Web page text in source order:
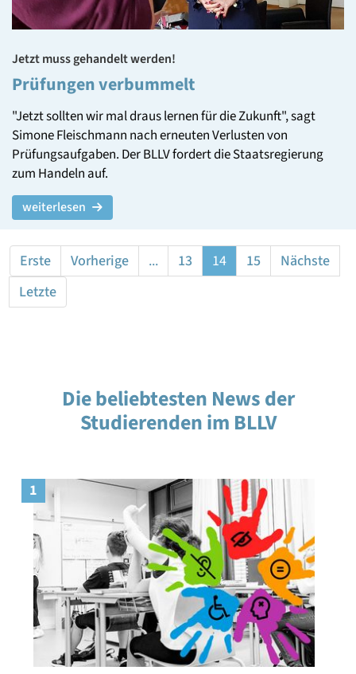
Jetzt muss gehandelt werden!
Prüfungen verbummelt
"Jetzt sollten wir mal draus lernen für die Zukunft", sagt
Simone Fleischmann nach erneuten Verlusten von
Prüfungsaufgaben. Der BLLV fordert die Staatsregierung
zum Handeln auf.
weiterlesen
Erste Vorherige ... 13 14 15
Nächste
Letzte
Die beliebtesten News der
Studierenden im BLLV
1